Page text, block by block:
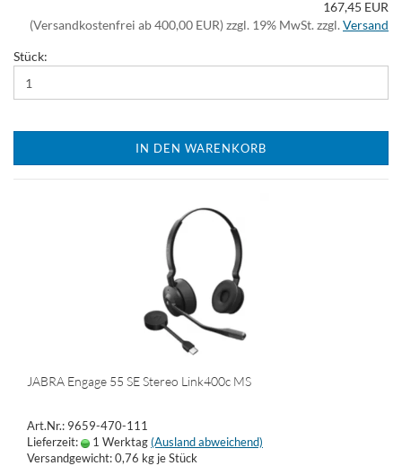
167,45 EUR
(Versandkostenfrei ab 400,00 EUR) zzgl. 19% MwSt. zzgl. Versand
Stück:
IN DEN WARENKORB
JABRA Engage 55 SE Stereo Link400c MS
Art.Nr.: 9659-470-111
Lieferzeit:
1 Werktag(Ausland abweichend)
Versandgewicht:0,76 kg je Stück